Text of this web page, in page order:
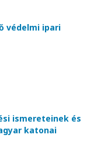
védelmi ipari
ismereteinek és
katonai